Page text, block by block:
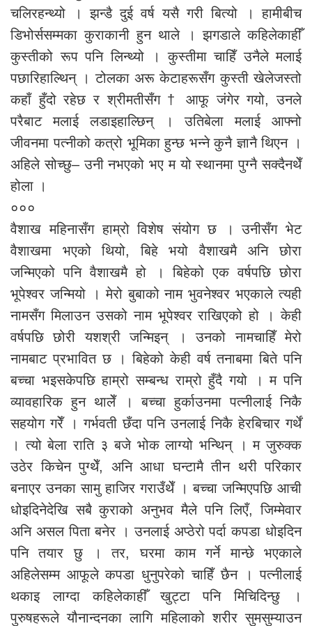
चलिरहन्थ्यो । झन्डै दुई वर्ष यसै गरी बित्यो । हामीबीच
डिभोर्ससम्मका कुराकानी हुन थाले । झगडाले कहिलेकाहीँ
कुस्तीको रूप पनि लिन्थ्यो । कुस्तीमा चाहिँ उनैले मलाई
पछारिहाल्थिन् । टोलका अरू केटाहरूसँग कुस्ती खेलेजस्तो
कहाँ हुँदो रहेछ र श्रीमतीसँग † आफू जंगेर गयो, उनले
परैबाट मलाई लडाइहाल्छिन् । उतिबेला मलाई आफ्नो
जीवनमा पत्नीको कत्रो भूमिका हुन्छ भन्ने कुनै ज्ञानै थिएन ।
अहिले सोच्छु– उनी नभएको भए म यो स्थानमा पुग्नै सक्दैनथेँ
होला ।
०००
वैशाख महिनासँग हाम्रो विशेष संयोग छ । उनीसँग भेट
वैशाखमा भएको थियो, बिहे भयो वैशाखमै अनि छोरा
जन्मिएको पनि वैशाखमै हो । बिहेको एक वर्षपछि छोरा
भूपेश्वर जन्मियो । मेरो बुबाको नाम भुवनेश्वर भएकाले त्यही
नामसँग मिलाउन उसको नाम भूपेश्वर राखिएको हो । केही
वर्षपछि छोरी यशश्री जन्मिइन् । उनको नामचाहिँ मेरो
नामबाट प्रभावित छ । बिहेको केही वर्ष तनाबमा बिते पनि
बच्चा भइसकेपछि हाम्रो सम्बन्ध राम्रो हुँदै गयो । म पनि
व्यावहारिक हुन थालेँ । बच्चा हुर्काउनमा पत्नीलाई निकै
सहयोग गरेँ । गर्भवती छँदा पनि उनलाई निकै हेरबिचार गर्थें
। त्यो बेला राति ३ बजे भोक लाग्यो भन्थिन् । म जुरुक्क
उठेर किचेन पुग्थेँ, अनि आधा घन्टामै तीन थरी परिकार
बनाएर उनका सामु हाजिर गराउँथेँ । बच्चा जन्मिएपछि आची
धोइदिनेदेखि सबै कुराको अनुभव मैले पनि लिएँ, जिम्मेवार
अनि असल पिता बनेर । उनलाई अप्ठेरो पर्दा कपडा धोइदिन
पनि तयार छु । तर, घरमा काम गर्ने मान्छे भएकाले
अहिलेसम्म आफूले कपडा धुनुपरेको चाहिँ छैन । पत्नीलाई
थकाइ लाग्दा कहिलेकाहीँ खुट्टा पनि मिचिदिन्छु ।
पुरुषहरूले यौनान्दनका लागि महिलाको शरीर सुमसुम्याउन